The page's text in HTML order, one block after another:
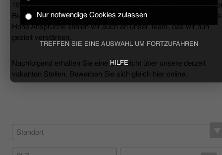
Nur notwendige Cookies zulassen
TREFFEN SIE EINE AUSWAHL UM FORTZUFAHREN
HILFE
HOME
BUSINESS
UNTERNEHMEN
NACHHALTIGKEIT
HÄNDLERSUCHE
1994 begleiten wir den anspruchsvollen Mann sowohl mit
Business- als auch mit lässigen Casual-Hemden und Polo-
Hohe Ansprüche stellen wir auch an unser Team, das wir nun
gezielt verstärken.
Nachfolgend erhalten Sie eine Übersicht über unsere derzeit
vakanten Stellen. Bewerben Sie sich gleich hier online.
Standort